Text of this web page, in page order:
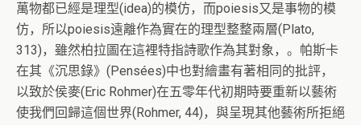
萬物都已經是理型(idea)的模仿，而poiesis又是事物的模
仿，所以poiesis遠離作為實在的理型整整兩層(Plato,
313)，雖然柏拉圖在這裡特指詩歌作為其對象，。帕斯卡
在其《沉思錄》(Pensées)中也對繪畫有著相同的批評，
以致於侯麥(Eric Rohmer)在五零年代初期時要重新以藝術
使我們回歸這個世界(Rohmer, 44)，與呈現其他藝術所拒絕